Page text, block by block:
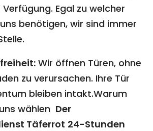
Egal zu welcher
benötigen, wir sind immer
Wir öffnen Türen, ohne
zu verursachen. Ihre Tür
bleiben intakt.Warum
wählen Der
Täferrot 24-Stunden